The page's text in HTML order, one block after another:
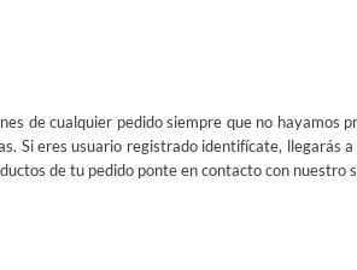
de cualquier pedido siempre que no hayamos
Si eres usuario registrado identifícate, llegarás
de tu pedido ponte en contacto con nuestro